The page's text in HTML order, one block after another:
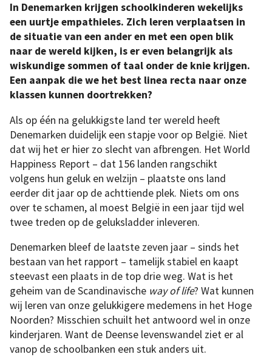
In Denemarken krijgen schoolkinderen wekelijks
een uurtje empathieles. Zich leren verplaatsen in
de situatie van een ander en met een open blik
naar de wereld kijken, is er even belangrijk als
wiskundige sommen of taal onder de knie krijgen.
Een aanpak die we het best linea recta naar onze
klassen kunnen doortrekken?
Als op één na gelukkigste land ter wereld heeft
Denemarken duidelijk een stapje voor op België. Niet
dat wij het er hier zo slecht van afbrengen. Het World
Happiness Report – dat 156 landen rangschikt
volgens hun geluk en welzijn – plaatste ons land
eerder dit jaar op de achttiende plek. Niets om ons
over te schamen, al moest België in een jaar tijd wel
twee treden op de geluksladder inleveren.
Denemarken bleef de laatste zeven jaar – sinds het
bestaan van het rapport – tamelijk stabiel en kaapt
steevast een plaats in de top drie weg. Wat is het
geheim van de Scandinavische way of life? Wat kunnen
wij leren van onze gelukkigere medemens in het Hoge
Noorden? Misschien schuilt het antwoord wel in onze
kinderjaren. Want de Deense levenswandel ziet er al
vanop de schoolbanken een stuk anders uit.